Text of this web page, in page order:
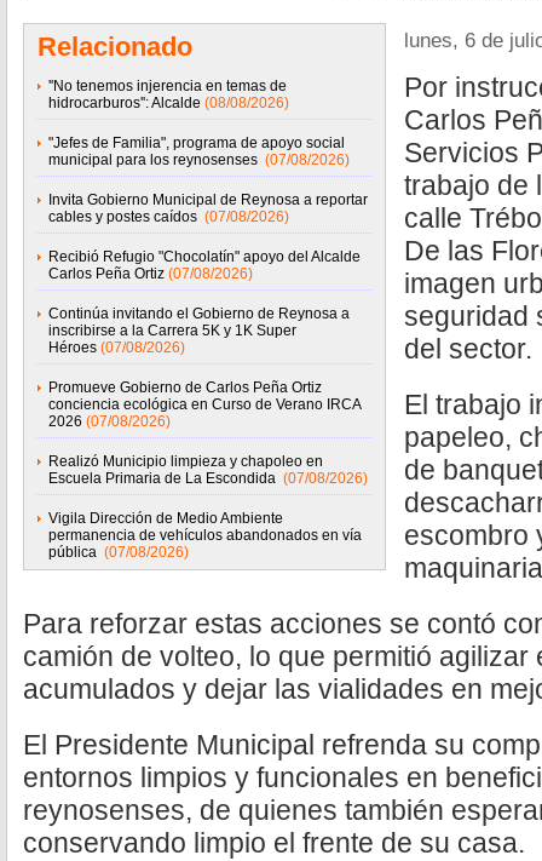
Relacionado
''No tenemos injerencia en temas de
hidrocarburos'': Alcalde (08/08/2026)
"Jefes de Familia", programa de apoyo social
municipal para los reynosenses (07/08/2026)
Invita Gobierno Municipal de Reynosa a reportar
cables y postes caídos (07/08/2026)
Recibió Refugio "Chocolatín" apoyo del Alcalde
Carlos Peña Ortiz (07/08/2026)
Continúa invitando el Gobierno de Reynosa a
inscribirse a la Carrera 5K y 1K Super
Héroes (07/08/2026)
Promueve Gobierno de Carlos Peña Ortiz
conciencia ecológica en Curso de Verano IRCA
2026 (07/08/2026)
Realizó Municipio limpieza y chapoleo en
Escuela Primaria de La Escondida (07/08/2026)
Vigila Dirección de Medio Ambiente
permanencia de vehículos abandonados en vía
pública (07/08/2026)
lunes, 6 de
Por
Carlos
Servicios
trabajo de
calle
De las
imagen
seguridad
del sector.
El trabajo
papeleo,
de
escombro
Para reforzar estas acciones se contó
camión de volteo, lo que permitió agilizar
acumulados y dejar las vialidades en
El Presidente Municipal refrenda su
entornos limpios y funcionales en
reynosenses, de quienes también
conservando limpio el frente de su casa.